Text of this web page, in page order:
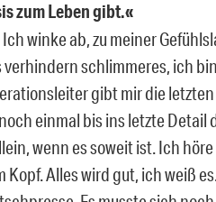
zum Leben gibt.«
winke ab, zu meiner
verhindern schlimmeres, ich
gibt mir die
einmal bis ins letzte Detail
wenn es soweit ist. Ich
Kopf. Alles wird gut, ich weiß